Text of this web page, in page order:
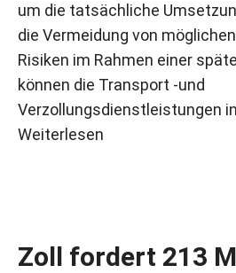
um die tatsächliche
die Vermeidung von
Risiken im Rahmen einer
können die Transport -und
Verzollungsdienstleistungen
Weiterlesen
Zoll fordert 213